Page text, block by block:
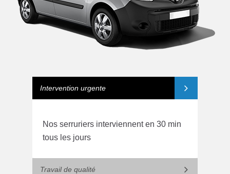
Intervention urgente
Nos serruriers interviennent en 30 min
tous les jours
Travail de qualité